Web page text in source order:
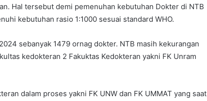
Hal tersebut demi pemenuhan kebutuhan Dokter di NTB
kebutuhan rasio 1:1000 sesuai standard WHO.
sebanyak 1479 ornag dokter. NTB masih kekurangan
kedokteran 2 Fakuktas Kedokteran yakni FK Unram
dalam proses yakni FK UNW dan FK UMMAT yang saat